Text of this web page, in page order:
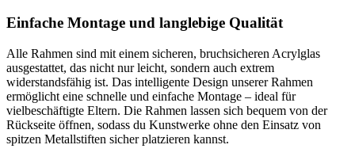
Einfache Montage und langlebige Qualität
Alle Rahmen sind mit einem sicheren, bruchsicheren Acrylglas
ausgestattet, das nicht nur leicht, sondern auch extrem
widerstandsfähig ist. Das intelligente Design unserer Rahmen
ermöglicht eine schnelle und einfache Montage – ideal für
vielbeschäftigte Eltern. Die Rahmen lassen sich bequem von der
Rückseite öffnen, sodass du Kunstwerke ohne den Einsatz von
spitzen Metallstiften sicher platzieren kannst.